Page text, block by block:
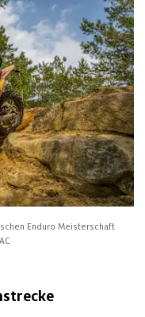
Enduro Meisterschaft